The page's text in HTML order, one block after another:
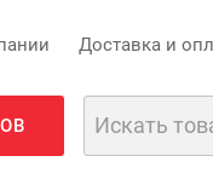
Доставка и